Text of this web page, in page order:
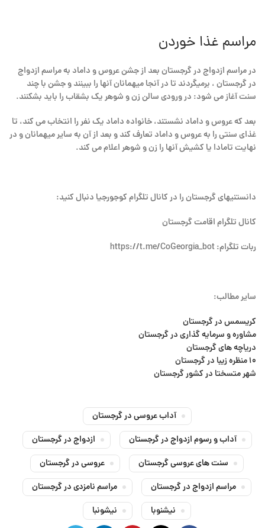
مراسم غذا خوردن
در مراسم ازدواج در گرجستان بعد از جشن عروس و داماد به مراسم ازدواج
در گرجستان ، برمیگردند تا در آنجا میهمانان آنها را ببینند و جشن با چند
سنت آغاز می شود: در ورودی سالن زن و شوهر یک بشقاب را باید بشکنند.
بعد که عروس و داماد نشستند، خانواده داماد یک نفر را انتخاب می کند، تا
غذای سنتی را به عروس و داماد تعارف کند و بعد از آن به سایر میهمانان و در
نهایت تامادا یا کشیش آنها را زن و شوهر اعلام می کند.
دانستنیهای گرجستان را در کانال تلگرام کوجورجیا دنبال کنید:
کانال تلگرام اقامت گرجستان
ربات تلگرام: https://t.me/CoGeorgia_bot
سایر مطالب:
کریسمس در گرجستان
مشاوره و سرمایه گذاری در گرجستان
دریاچه های گرجستان
۱۰ منظره زیبا در گرجستان
شهر متسختا در کشور گرجستان
آداب عروسی در گرجستان
آداب و رسوم ازدواج در گرجستان
ازدواج در گرجستان
سنت های عروسی گرجستان
عروسی در گرجستان
مراسم ازدواج در گرجستان
مراسم نامزدی در گرجستان
نیشنوبا
نیشونبا